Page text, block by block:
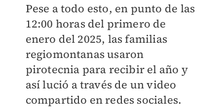
Pese a todo esto, en punto de las
12:00 horas del primero de
enero del 2025, las familias
regiomontanas usaron
pirotecnia para recibir el año y
así lució a través de un video
compartido en redes sociales.